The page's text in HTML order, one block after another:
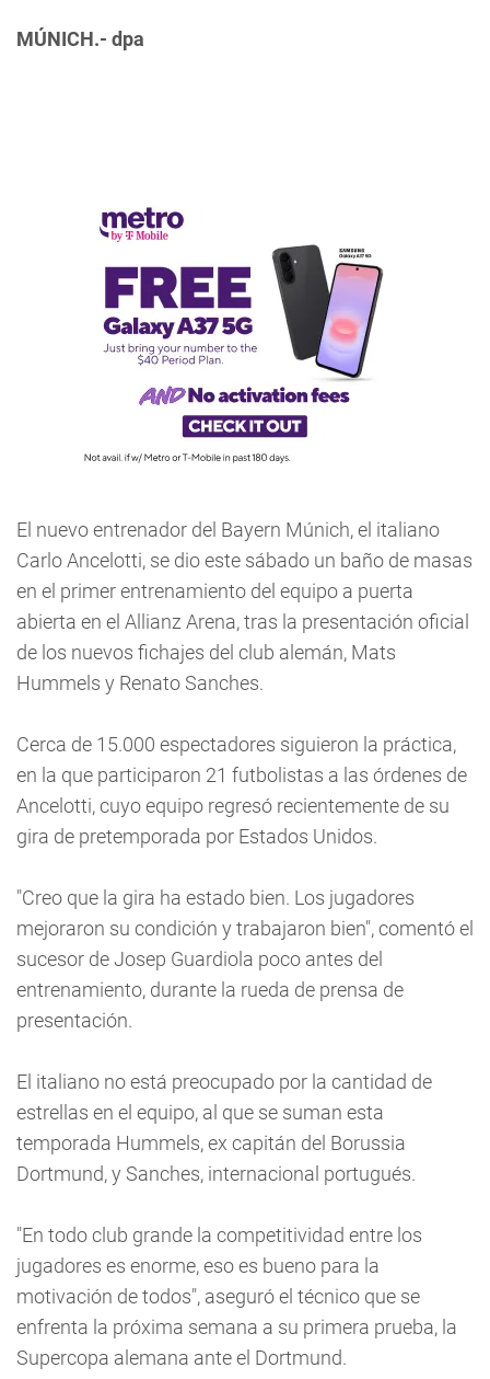
MÚNICH.- dpa
El nuevo entrenador del Bayern Múnich, el italiano
Carlo Ancelotti, se dio este sábado un baño de masas
en el primer entrenamiento del equipo a puerta
abierta en el Allianz Arena, tras la presentación oficial
de los nuevos fichajes del club alemán, Mats
Hummels y Renato Sanches.
Cerca de 15.000 espectadores siguieron la práctica,
en la que participaron 21 futbolistas a las órdenes de
Ancelotti, cuyo equipo regresó recientemente de su
gira de pretemporada por Estados Unidos.
"Creo que la gira ha estado bien. Los jugadores
mejoraron su condición y trabajaron bien", comentó el
sucesor de Josep Guardiola poco antes del
entrenamiento, durante la rueda de prensa de
presentación.
El italiano no está preocupado por la cantidad de
estrellas en el equipo, al que se suman esta
temporada Hummels, ex capitán del Borussia
Dortmund, y Sanches, internacional portugués.
"En todo club grande la competitividad entre los
jugadores es enorme, eso es bueno para la
motivación de todos", aseguró el técnico que se
enfrenta la próxima semana a su primera prueba, la
Supercopa alemana ante el Dortmund.